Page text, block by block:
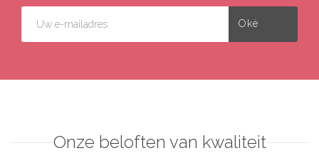
Onze beloften van kwaliteit